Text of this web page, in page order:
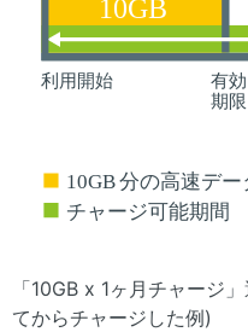
「10GB x 1ヶ月チャージ
てからチャージした例)